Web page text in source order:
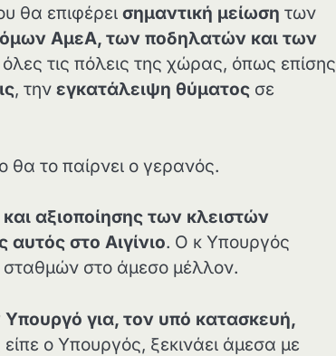
θα επιφέρει σημαντική μείωση των
ΑμεΑ, των ποδηλατών και των
τις πόλεις της χώρας, όπως επίσης
, την εγκατάλειψη θύματος σε
θα το παίρνει ο γερανός.
αξιοποίησης των κλειστών
στο Αιγίνιο. Ο κ Υπουργός
σταθμών στο άμεσο μέλλον.
για, τον υπό κατασκευή,
ο Υπουργός, ξεκινάει άμεσα με